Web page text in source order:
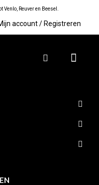
Reuver en Beesel.
account / Registreren